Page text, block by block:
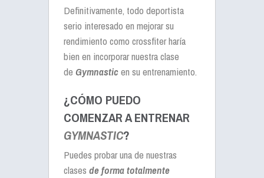
Definitivamente, todo deportista
serio interesado en mejorar su
rendimiento como crossfiter haría
bien en incorporar nuestra clase
de Gymnasticen su entrenamiento.
¿CÓMO PUEDO
COMENZAR A ENTRENAR
GYMNASTIC?
Puedes probar una de nuestras
clases de forma totalmente